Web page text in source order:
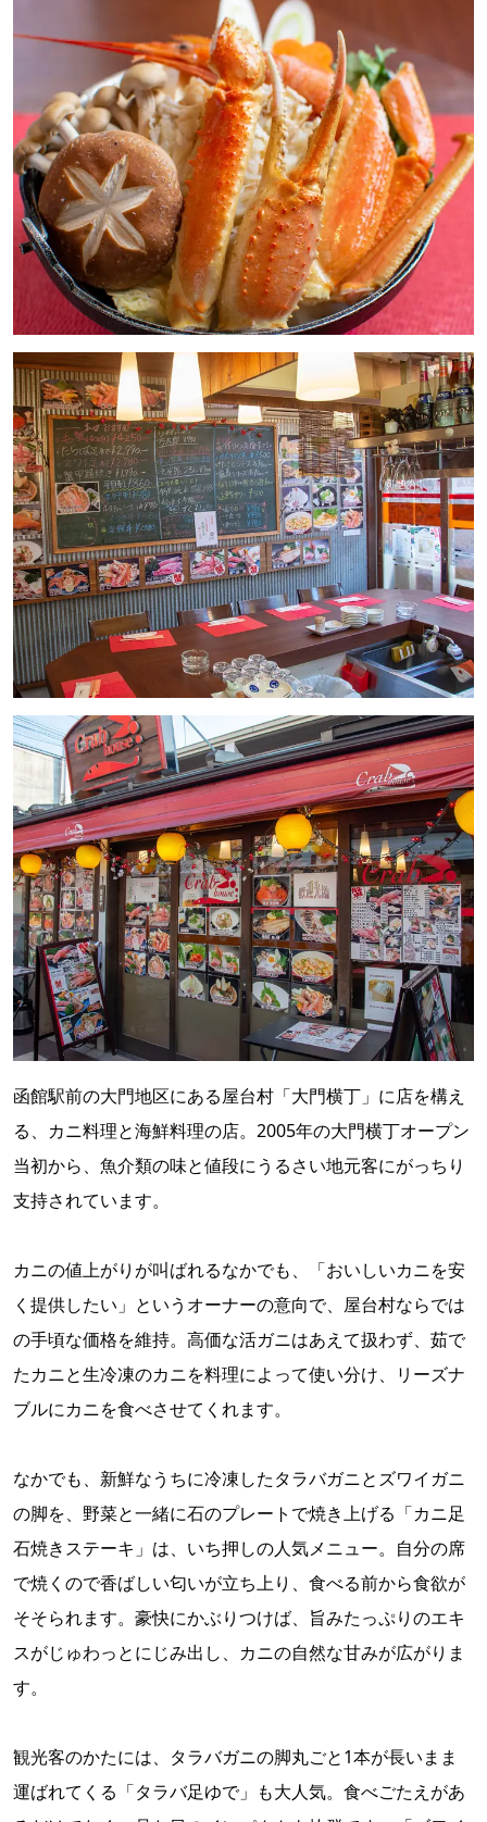
函館駅前の大門地区にある屋台村「大門横丁」に店を構え
る、カニ料理と海鮮料理の店。2005年の大門横丁オープン
当初から、魚介類の味と値段にうるさい地元客にがっちり
支持されています。
カニの値上がりが叫ばれるなかでも、「おいしいカニを安
く提供したい」というオーナーの意向で、屋台村ならでは
の手頃な価格を維持。高価な活ガニはあえて扱わず、茹で
たカニと生冷凍のカニを料理によって使い分け、リーズナ
ブルにカニを食べさせてくれます。
なかでも、新鮮なうちに冷凍したタラバガニとズワイガニ
の脚を、野菜と一緒に石のプレートで焼き上げる「カニ足
石焼きステーキ」は、いち押しの人気メニュー。自分の席
で焼くので香ばしい匂いが立ち上り、食べる前から食欲が
そそられます。豪快にかぶりつけば、旨みたっぷりのエキ
スがじゅわっとにじみ出し、カニの自然な甘みが広がりま
す。
観光客のかたには、タラバガニの脚丸ごと1本が長いまま
運ばれてくる「タラバ足ゆで」も大人気。食べごたえがあ